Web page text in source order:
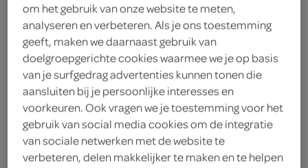
Dove men care cleam
comfort
Dove
4.
29
om het gebruik van onze website te meten,
analyseren en verbeteren. Als je ons toestemming
geeft, maken we daarnaast gebruik van
doelgroepgerichte cookies waarmee we je op basis
van je surfgedrag advertenties kunnen tonen die
aansluiten bij je persoonlijke interesses en
voorkeuren. Ook vragen we je toestemming voor het
gebruik van social media cookies om de integratie
van sociale netwerken met de website te
verbeteren, delen makkelijker te maken en te helpen